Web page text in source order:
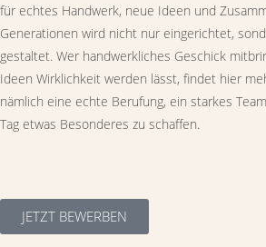
für echtes Handwerk, neue Ideen und
Generationen wird nicht nur eingerichtet,
gestaltet. Wer handwerkliches Geschick
Ideen Wirklichkeit werden lässt, findet hier
nämlich eine echte Berufung, ein starkes
Tag etwas Besonderes zu schaffen.
JETZT BEWERBEN